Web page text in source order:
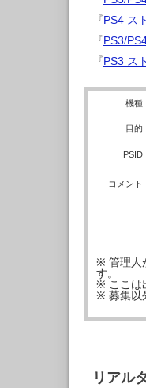
『PS4 ス
『PS3/
『PS3 ス
機種
目的
PSID
コメント
※ 管理人
す。
※ ここは
※ 募集以
リアル